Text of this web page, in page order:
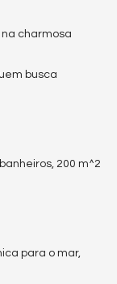
charmosa
busca
200 m^2
para o mar,